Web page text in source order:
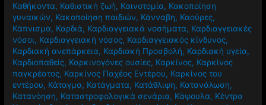
Καθήκοντα, Καθιστική ζωή, Καινοτομία, Κακοποίηση
γυναικών, Κακοποίηση παιδιών, Κάνναβη, Καούρες,
Κάπνισμα, Καρδιά, Καρδιαγγειακά νοσήματα, Καρδιαγγειακές
νόσοι, Καρδιαγγειακή νόσος, Καρδιαγγειακός κίνδυνος,
Καρδιακή ανεπάρκεια, Καρδιακή Προσβολή, Καρδιακή υγεία,
Καρδιοπαθείς, Καρκινογόνες ουσίες, Καρκίνος, Καρκίνος
παγκρέατος, Καρκίνος Παχέος Εντέρου, Καρκίνος του
εντέρου, Κάταγμα, Κατάγματα, Κατάθλιψη, Κατανάλωση,
Κατανόηση, Καταστροφολογικά σενάρια, Κάψουλα, Κέντρα